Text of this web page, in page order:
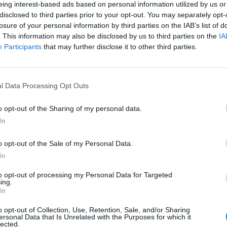
interest-based ads based on personal information utilized by us
to third parties prior to your opt-out. You may separately
of your personal information by third parties on the IAB’s list of
This information may also be disclosed by us to third parties on the
Participants that may further disclose it to other third parties.
Data Processing Opt Outs
opt-out of the Sharing of my personal data.
opt-out of the Sale of my Personal Data.
opt-out of processing my Personal Data for Targeted
opt-out of Collection, Use, Retention, Sale, and/or Sharing
Data that Is Unrelated with the Purposes for which it
genocidio dei Tutsi. Quasi uno
I due padri uno di fronte all'altro,
stravolti, poi Ethan con
sospetti che gli mettono a rischio
più ansiose, i ritmi serrano da presso i
percuotono, affannano. In cifre in cui la
su quello che può accadere tende a
più martellante, fino al meditato
conclusioni che, ad ogni svolta, si
tragico. Con possibile spargimento di
caratteri precisi e intensi dei protagonisti,
sempre ben disegnati, quelli dei
su un versante di strazi luttuosi, su
scontri, timori, sospetti. Mentre la
rurale attorno, le case, la gente,
in cui, anche di giorno, prevale il
i tormenti di quei personaggi.
due attori di salda intensità. Joaquin
Rudy Giuliani a Come States?
Trump, Meloni e la strategia